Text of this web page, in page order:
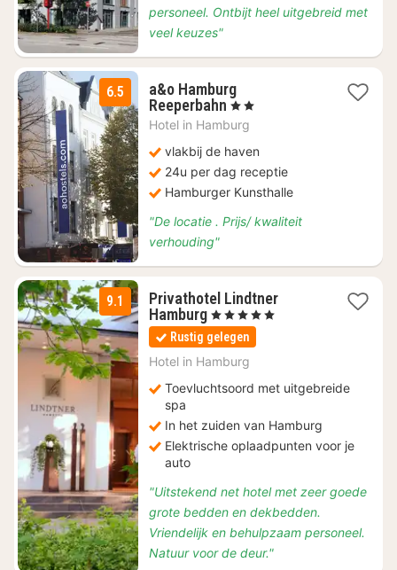
personeel. Ontbijt heel uitgebreid met
veel keuzes"
6.5
a&o Hamburg
Reeperbahn 2
nachten
vanaf
€
62,09
, 2 Sterren
Hotel in Hamburg
vlakbij de haven
24u per dag receptie
Hamburger Kunsthalle
"De locatie . Prijs/ kwaliteit
verhouding"
9.1
Privathotel Lindtner
Hamburg1
nacht
vanaf
€
, 5 Sterren
Rustig gelegen
Hotel in Hamburg
Toevluchtsoord met uitgebreide
spa
In het zuiden van Hamburg
Elektrische oplaadpunten voor je
auto
"Uitstekend net hotel met zeer goede
grote bedden en dekbedden.
Vriendelijk en behulpzaam personeel.
Natuur voor de deur."